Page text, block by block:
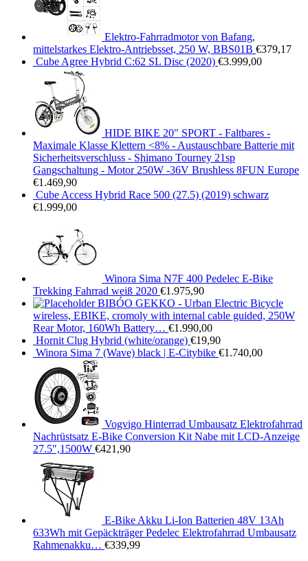
Elektro-Fahrradmotor von Bafang,
mittelstarkes Elektro-Antriebsset, 250 W, BBS01B €379,17
Cube Agree Hybrid C:62 SL Disc (2020) €3.999,00
HIDE BIKE 20" SPORT - Faltbares -
Maximale Klasse Klettern <8% - Austauschbare Batterie mit
Sicherheitsverschluss - Shimano Tourney 21sp
Gangschaltung - Motor 250W -36V Brushless 8FUN Europe
€1.469,90
Cube Access Hybrid Race 500 (27.5) (2019) schwarz
€1.999,00
Winora Sima N7F 400 Pedelec E-Bike
Trekking Fahrrad weiß 2020 €1.975,90
BIBÓO GEKKO - Urban Electric Bicycle
wireless, EBIKE, cromoly with internal cable guided, 250W
Rear Motor, 160Wh Battery… €1.990,00
Hornit Clug Hybrid (white/orange) €19,90
Winora Sima 7 (Wave) black | E-Citybike €1.740,00
Vogvigo Hinterrad Umbausatz Elektrofahrrad
Nachrüstsatz E-Bike Conversion Kit Nabe mit LCD-Anzeige
27.5",1500W €421,90
E-Bike Akku Li-Ion Batterien 48V 13Ah
633Wh mit Gepäckträger Pedelec Elektrofahrrad Umbausatz
Rahmenakku… €339,99